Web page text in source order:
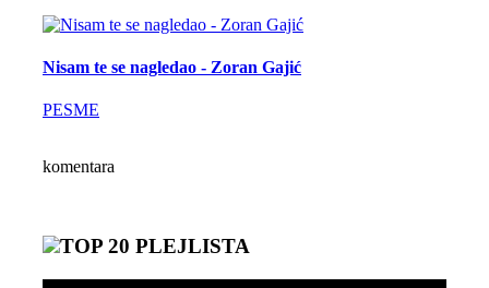
Nisam te se nagledao - Zoran Gajić
PESME
komentara
TOP 20 PLEJLISTA